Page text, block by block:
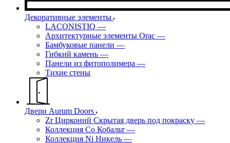
Декоративные элементы
LACONISTIQ —
Архитектурные элементы Orac —
Бамбуковые панели —
Гибкий камень —
Панели из фитополимера —
Тихие стены
Двери Aurum Doors
Zr Цирконий Скрытая дверь под покраску —
Коллекция Co Кобальт —
Коллекция Ni Никель —